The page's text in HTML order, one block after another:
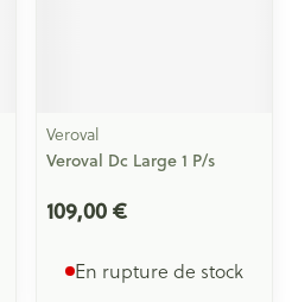
Veroval
Veroval Dc Large 1 P/s
109,00 €
En rupture de stock